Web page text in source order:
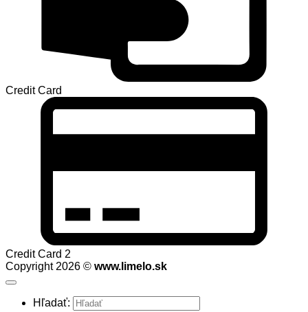
Credit Card
Credit Card 2
Copyright 2026 © www.limelo.sk
Hľadať: